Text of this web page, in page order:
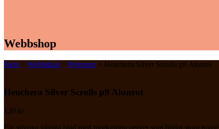
Webbshop
Hem > Webbshop > Perenner> Heuchera Silver Scrolls p9 Alunrot
Heuchera Silver Scrolls p9 Alunrot
120 kr